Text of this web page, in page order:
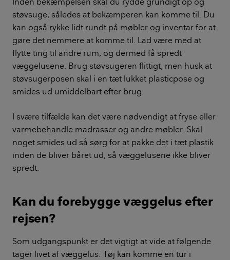
støvsuge, således at bekæmperen kan komme til. Du
kan også rykke lidt rundt på møbler og inventar for at
gøre det nemmere at komme til. Lad være med at
flytte ting til andre rum, og dermed få spredt
væggelusene. Brug støvsugeren flittigt, men husk at
støvsugerposen skal i en tæt lukket plasticpose og
smides ud umiddelbart efter brug.
I svære tilfælde kan det være nødvendigt at fryse eller
varmebehandle madrasser og andre møbler. Skal
noget smides ud så sørg for at pakke det i tæt plastik
inden de bliver båret ud, så væggelusene ikke bliver
spredt.
Kan du forebygge væggelus efter
rejsen?
Som udgangspunkt er det vigtigt at vide at følgende
tager livet af væggelus: Tøj kan komme en tur i